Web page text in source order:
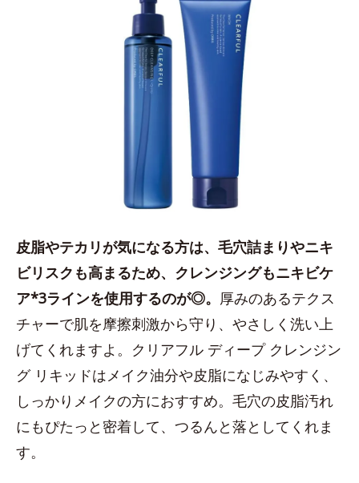
皮脂やテカリが気になる方は、毛穴詰まりやニキ
ビリスクも高まるため、クレンジングもニキビケ
ア*3ラインを使用するのが◎。 厚みのあるテクス
チャーで肌を摩擦刺激から守り、やさしく洗い上
げてくれますよ。クリアフル ディープ クレンジン
グ リキッドはメイク油分や皮脂になじみやすく、
しっかりメイクの方におすすめ。毛穴の皮脂汚れ
にもぴたっと密着して、つるんと落としてくれま
す。